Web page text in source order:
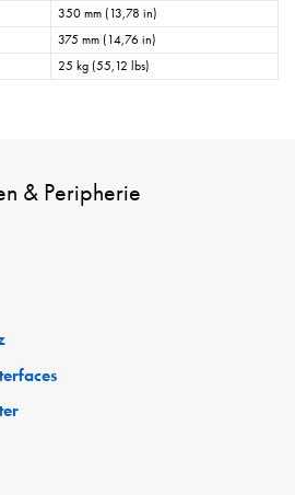
350 mm (13,78 in)
375 mm (14,76 in)
25 kg (55,12 lbs)
& Peripherie